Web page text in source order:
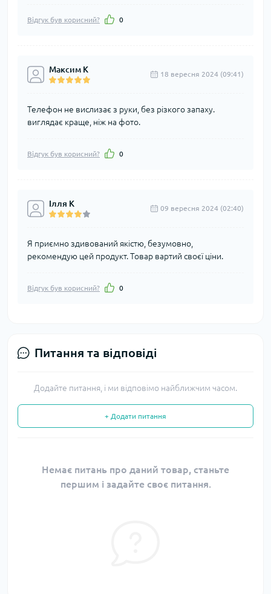
Відгук був корисний? 0
Максим К 18 вересня 2024 (09:41)
Телефон не вислизає з руки, без різкого запаху.
виглядає краще, ніж на фото.
Відгук був корисний? 0
Ілля К 09 вересня 2024 (02:40)
Я приємно здивований якістю, безумовно,
рекомендую цей продукт. Товар вартий своєї ціни.
Відгук був корисний? 0
Питання та відповіді
Додайте питання, і ми відповімо найближчим часом.
+ Додати питання
Немає питань про даний товар, станьте
першим і задайте своє питання.